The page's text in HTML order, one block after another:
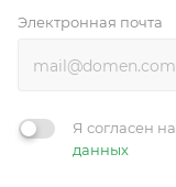
Электронная почта
Я согласен на
данных